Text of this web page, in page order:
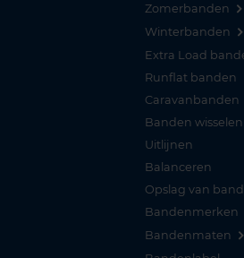
Zomerbanden
Winterbanden
Extra Load
Runflat banden
Caravanbanden
Banden wisselen
Uitlijnen
Balanceren
Opslag van
Bandenmerken
Bandenmaten